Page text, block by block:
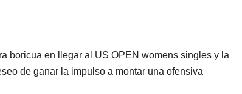
boricua en llegar al US OPEN womens singles y la
de ganar la impulso a montar una ofensiva